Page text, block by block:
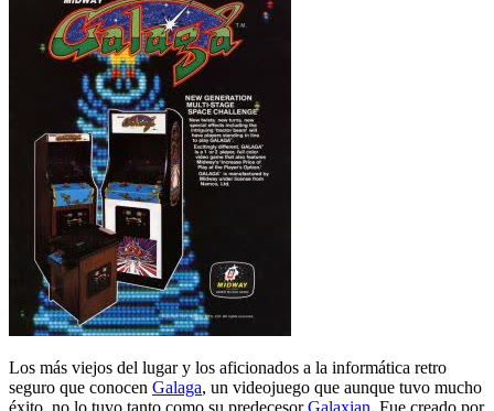
Los más viejos del lugar y los aficionados a la informática retro
seguro que conocen Galaga, un videojuego que aunque tuvo mucho
éxito, no lo tuvo tanto como su predecesorGalaxian. Fue creado por